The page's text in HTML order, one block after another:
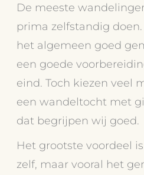
De meeste
prima zelfstandig
het algemeen goed
een goede
eind. Toch kiezen veel
een wandeltocht met
dat begrijpen wij goed.
Het grootste voordeel
zelf, maar vooral het